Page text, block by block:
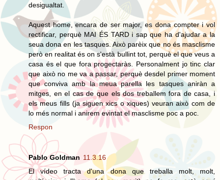
desigualtat.
Aquest home, encara de ser major, es dona compter i vol
rectificar, perquè MAI ÉS TARD i sap que ha d'ajudar a la
seua dona en les tasques. Això parèix que no és masclisme
però en realitat és on s'està bullint tot, perquè el que veus a
casa és el que fora progectaràs. Personalment jo tinc clar
que això no me va a passar, perquè desdel primer moment
que conviva amb la meua parella les tasques aniràn a
mitges, en el cas de que els dos treballem fora de casa, i
els meus fills (ja siguen xics o xiques) veuran això com de
lo més normal i anirem evintat el masclisme poc a poc.
Respon
Pablo Goldman 11.3.16
El vídeo tracta d'una dona que treballa molt, molt,